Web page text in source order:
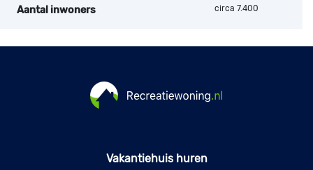
Aantal inwoners circa 7.400
Vakantiehuis huren